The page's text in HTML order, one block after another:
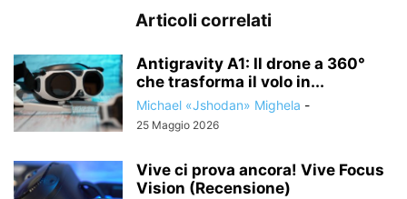
Articoli correlati
Antigravity A1: Il drone a 360°
che trasforma il volo in...
Michael «Jshodan» Mighela -
25 Maggio 2026
Vive ci prova ancora! Vive Focus
Vision (Recensione)